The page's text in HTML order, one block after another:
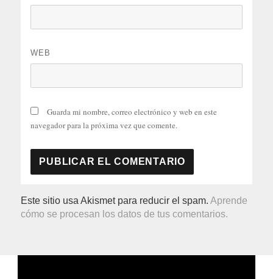
WEB
Guarda mi nombre, correo electrónico y web en este
navegador para la próxima vez que comente.
Este sitio usa Akismet para reducir el spam.Aprende
cómo se procesan los datos de tus comentarios.